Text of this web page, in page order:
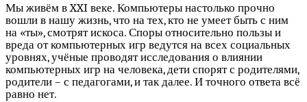
Мы живём в XXI веке. Компьютеры настолько прочно
вошли в нашу жизнь, что на тех, кто не умеет быть с ним
на «ты», смотрят искоса. Споры относительно пользы и
вреда от компьютерных игр ведутся на всех социальных
уровнях, учёные проводят исследования о влиянии
компьютерных игр на человека, дети спорят с родителями,
родители – с педагогами, и так далее. И точного ответа всё
равно нет.